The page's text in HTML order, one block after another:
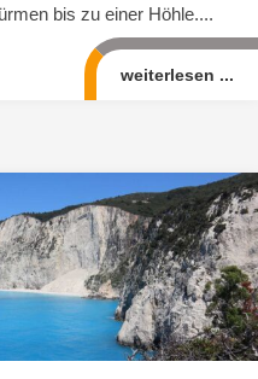
bis zu einer Höhle....
weiterlesen ...